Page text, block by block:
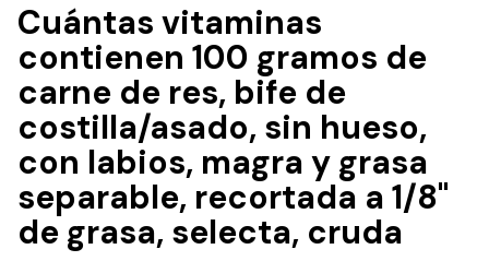
Cuántas vitaminas
contienen 100 gramos de
carne de res, bife de
costilla/asado, sin hueso,
con labios, magra y grasa
separable, recortada a 1/8"
de grasa, selecta, cruda